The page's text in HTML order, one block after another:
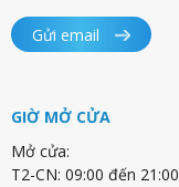
Gửi email
GIỜ MỞ CỬA
Mở cửa:
T2-CN: 09:00 đến 21:00